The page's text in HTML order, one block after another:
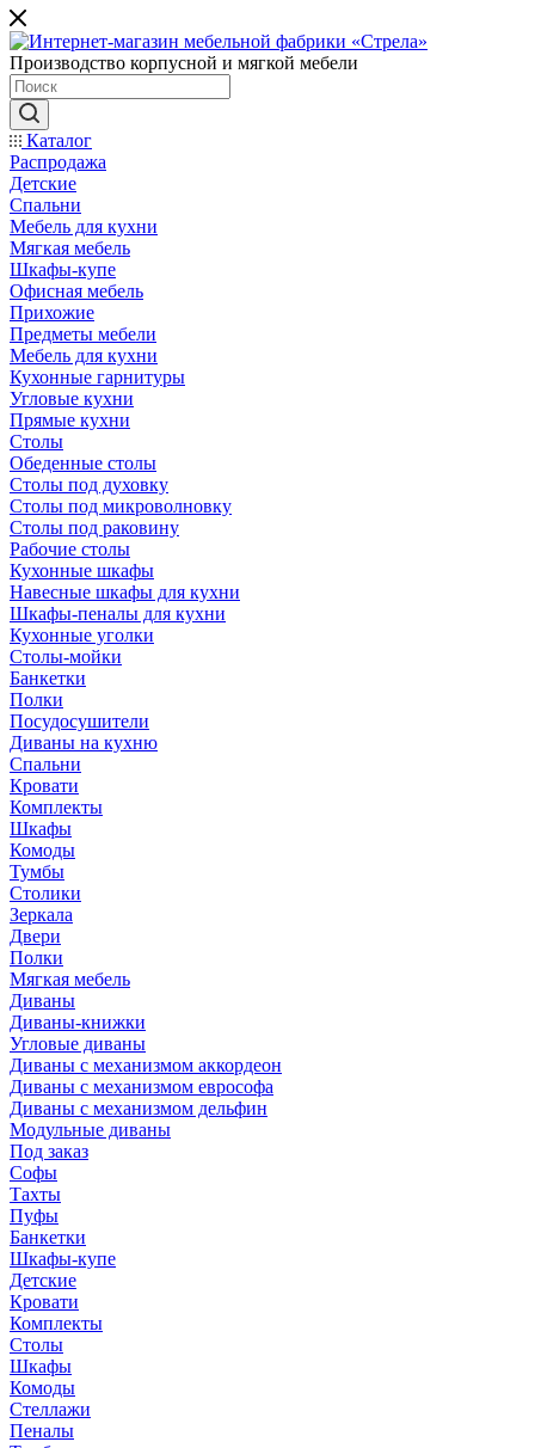
Производство корпусной и мягкой мебели
Каталог
Распродажа
Детские
Спальни
Мебель для кухни
Мягкая мебель
Шкафы-купе
Офисная мебель
Прихожие
Предметы мебели
Мебель для кухни
Кухонные гарнитуры
Угловые кухни
Прямые кухни
Столы
Обеденные столы
Столы под духовку
Столы под микроволновку
Столы под раковину
Рабочие столы
Кухонные шкафы
Навесные шкафы для кухни
Шкафы-пеналы для кухни
Кухонные уголки
Столы-мойки
Банкетки
Полки
Посудосушители
Диваны на кухню
Спальни
Кровати
Комплекты
Шкафы
Комоды
Тумбы
Столики
Зеркала
Двери
Полки
Мягкая мебель
Диваны
Диваны-книжки
Угловые диваны
Диваны с механизмом аккордеон
Диваны с механизмом еврософа
Диваны с механизмом дельфин
Модульные диваны
Под заказ
Софы
Тахты
Пуфы
Банкетки
Шкафы-купе
Детские
Кровати
Комплекты
Столы
Шкафы
Комоды
Стеллажи
Пеналы